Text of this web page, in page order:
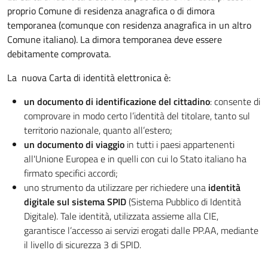
proprio Comune di residenza anagrafica o di dimora
temporanea (comunque con residenza anagrafica in un altro
Comune italiano). La dimora temporanea deve essere
debitamente comprovata.
La nuova Carta di identità elettronica è:
un documento di identificazione del cittadino: consente di
comprovare in modo certo l’identità del titolare, tanto sul
territorio nazionale, quanto all’estero;
un documento di viaggio in tutti i paesi appartenenti
all'Unione Europea e in quelli con cui lo Stato italiano ha
firmato specifici accordi;
uno strumento da utilizzare per richiedere una identità
digitale sul sistema SPID(Sistema Pubblico di Identità
Digitale). Tale identità, utilizzata assieme alla CIE,
garantisce l’accesso ai servizi erogati dalle PP.AA, mediante
il livello di sicurezza 3 di SPID.